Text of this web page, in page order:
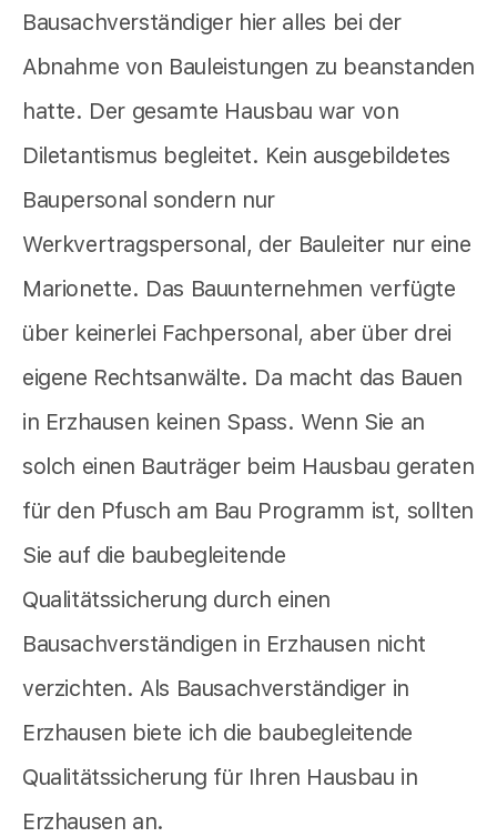
Bausachverständiger hier alles bei der
Abnahme von Bauleistungen zu beanstanden
hatte. Der gesamte Hausbau war von
Diletantismus begleitet. Kein ausgebildetes
Baupersonal sondern nur
Werkvertragspersonal, der Bauleiter nur eine
Marionette. Das Bauunternehmen verfügte
über keinerlei Fachpersonal, aber über drei
eigene Rechtsanwälte. Da macht das Bauen
in Erzhausen keinen Spass. Wenn Sie an
solch einen Bauträger beim Hausbau geraten
für den Pfusch am Bau Programm ist, sollten
Sie auf die baubegleitende
Qualitätssicherung durch einen
Bausachverständigen in Erzhausen nicht
verzichten. Als Bausachverständiger in
Erzhausen biete ich die baubegleitende
Qualitätssicherung für Ihren Hausbau in
Erzhausen an.